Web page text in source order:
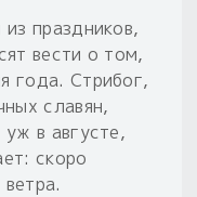
праздников,
вести о том,
года. Стрибог,
славян,
в августе,
скоро